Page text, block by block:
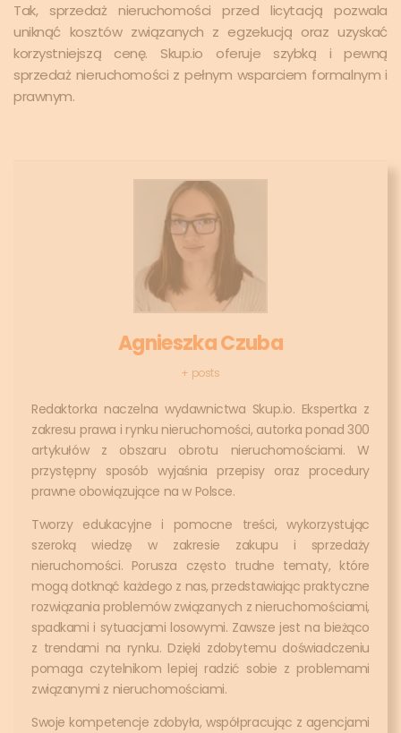
Tak, sprzedaż nieruchomości przed licytacją pozwala
uniknąć kosztów związanych z egzekucją oraz uzyskać
korzystniejszą cenę. Skup.io oferuje szybką i pewną
sprzedaż nieruchomości z pełnym wsparciem formalnym i
prawnym.
Agnieszka Czuba
+ posts
Redaktorka naczelna wydawnictwa Skup.io. Ekspertka z
zakresu prawa i rynku nieruchomości, autorka ponad 300
artykułów z obszaru obrotu nieruchomościami. W
przystępny sposób wyjaśnia przepisy oraz procedury
prawne obowiązujące na w Polsce.
Tworzy edukacyjne i pomocne treści, wykorzystując
szeroką wiedzę w zakresie zakupu i sprzedaży
nieruchomości. Porusza często trudne tematy, które
mogą dotknąć każdego z nas, przedstawiając praktyczne
rozwiązania problemów związanych z nieruchomościami,
spadkami i sytuacjami losowymi. Zawsze jest na bieżąco
z trendami na rynku. Dzięki zdobytemu doświadczeniu
pomaga czytelnikom lepiej radzić sobie z problemami
związanymi z nieruchomościami.
Swoje kompetencje zdobyła, współpracując z agencjami